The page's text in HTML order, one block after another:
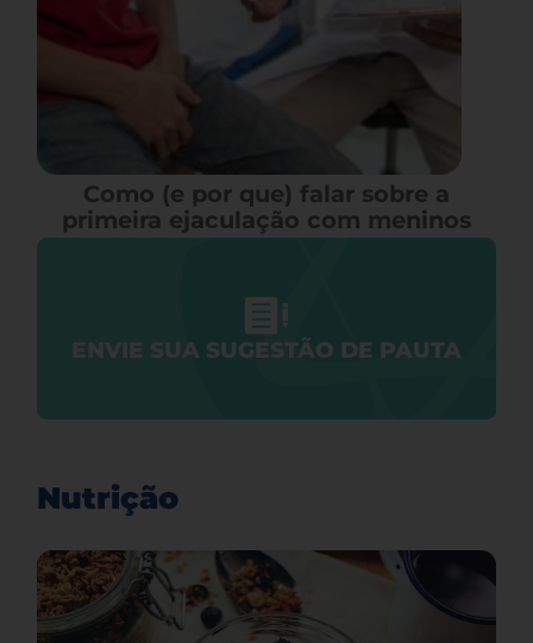
Como (e por que) falar sobre a
primeira ejaculação com meninos
ENVIE SUA SUGESTÃO DE PAUTA
Nutrição